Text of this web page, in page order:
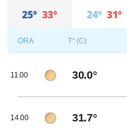
25° 33° 24° 31°
ORA T° (C)
11.00 30.0°
14.00 31.7°